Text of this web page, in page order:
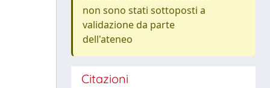
non sono stati sottoposti a
validazione da parte
dell'ateneo
Citazioni